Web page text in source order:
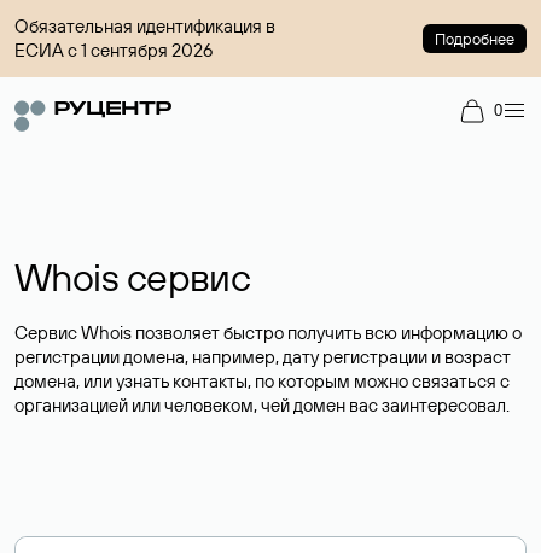
Обязательная идентификация в
ЕСИА с 1 сентября 2026
Подробнее
0
Whois сервис
Сервис Whois позволяет быстро получить всю информацию о
регистрации домена, например, дату регистрации и возраст
домена, или узнать контакты, по которым можно связаться с
организацией или человеком, чей домен вас заинтересовал.